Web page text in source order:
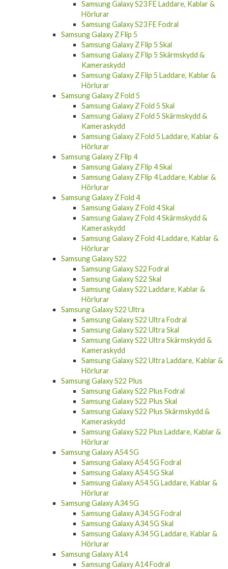
Samsung Galaxy S23 FE Laddare, Kablar &
Hörlurar
Samsung Galaxy S23 FE Fodral
Samsung Galaxy Z Flip 5
Samsung Galaxy Z Flip 5 Skal
Samsung Galaxy Z Flip 5 Skärmskydd &
Kameraskydd
Samsung Galaxy Z Flip 5 Laddare, Kablar &
Hörlurar
Samsung Galaxy Z Fold 5
Samsung Galaxy Z Fold 5 Skal
Samsung Galaxy Z Fold 5 Skärmskydd &
Kameraskydd
Samsung Galaxy Z Fold 5 Laddare, Kablar &
Hörlurar
Samsung Galaxy Z Flip 4
Samsung Galaxy Z Flip 4 Skal
Samsung Galaxy Z Flip 4 Laddare, Kablar &
Hörlurar
Samsung Galaxy Z Fold 4
Samsung Galaxy Z Fold 4 Skal
Samsung Galaxy Z Fold 4 Skärmskydd &
Kameraskydd
Samsung Galaxy Z Fold 4 Laddare, Kablar &
Hörlurar
Samsung Galaxy S22
Samsung Galaxy S22 Fodral
Samsung Galaxy S22 Skal
Samsung Galaxy S22 Laddare, Kablar &
Hörlurar
Samsung Galaxy S22 Ultra
Samsung Galaxy S22 Ultra Fodral
Samsung Galaxy S22 Ultra Skal
Samsung Galaxy S22 Ultra Skärmskydd &
Kameraskydd
Samsung Galaxy S22 Ultra Laddare, Kablar &
Hörlurar
Samsung Galaxy S22 Plus
Samsung Galaxy S22 Plus Fodral
Samsung Galaxy S22 Plus Skal
Samsung Galaxy S22 Plus Skärmskydd &
Kameraskydd
Samsung Galaxy S22 Plus Laddare, Kablar &
Hörlurar
Samsung Galaxy A54 5G
Samsung Galaxy A54 5G Fodral
Samsung Galaxy A54 5G Skal
Samsung Galaxy A54 5G Laddare, Kablar &
Hörlurar
Samsung Galaxy A34 5G
Samsung Galaxy A34 5G Fodral
Samsung Galaxy A34 5G Skal
Samsung Galaxy A34 5G Laddare, Kablar &
Hörlurar
Samsung Galaxy A14
Samsung Galaxy A14 Fodral